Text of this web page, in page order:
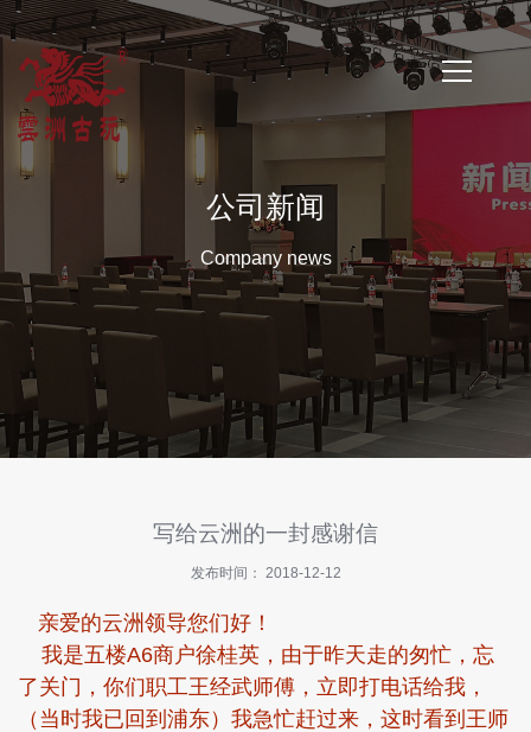
简
新
闻
招
商
指
南
公司新闻
Company news
写给云洲的一封感谢信
发布时间： 2018-12-12
亲爱的云洲领导您们好！
我是五楼A6商户徐桂英，由于昨天走的匆忙，忘
了关门，你们职工王经武师傅，立即打电话给我，
（当时我已回到浦东）我急忙赶过来，这时看到王师